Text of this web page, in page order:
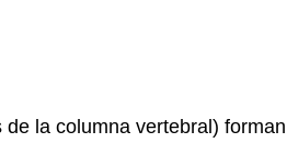
la columna vertebral)